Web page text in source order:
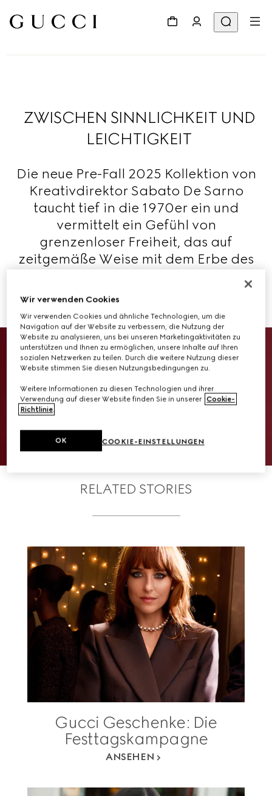
ZWISCHEN SINNLICHKEIT UND
LEICHTIGKEIT
Die neue Pre-Fall 2025 Kollektion von
Kreativdirektor Sabato De Sarno
taucht tief in die 1970er ein und
vermittelt ein Gefühl von
grenzenloser Freiheit, das auf
zeitgemäße Weise mit dem Erbe des
Hauses in Verbindung gebracht wird.
Mehr lesen
VIEW THE GALLERY
RELATED STORIES
Gucci Geschenke: Die
Festtagskampagne
ANSEHEN
Wir verwenden Cookies
Wir verwenden Cookies und ähnliche Technologien, um die
Navigation auf der Website zu verbessern, die Nutzung der
Website zu analysieren, uns bei unseren Marketingaktivitäten zu
unterstützen und Ihnen zu ermöglichen, unsere Inhalte auf Ihren
sozialen Netzwerken zu teilen. Durch die weitere Nutzung dieser
Website stimmen Sie diesen Nutzungsbedingungen zu.
Weitere Informationen zu diesen Technologien und ihrer
Verwendung auf dieser Website finden Sie in unserer Cookie-
Richtlinie.
COOKIE-EINSTELLUNGEN
OK